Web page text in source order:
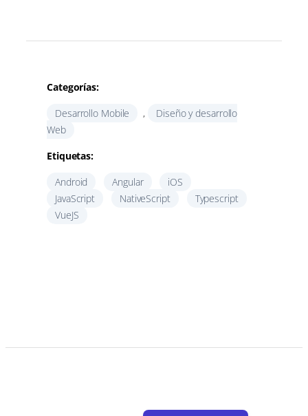
Categorías:
Desarrollo Mobile ,
Diseño y desarrollo
Web
Etiquetas:
Android Angular
iOS
JavaScript
NativeScript
Typescript
VueJS